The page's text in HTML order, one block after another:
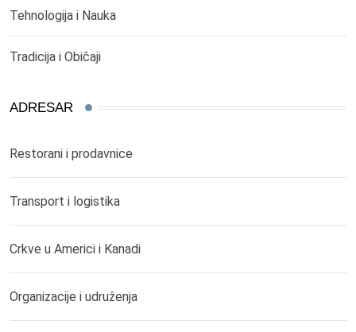
Tehnologija i Nauka
Tradicija i Običaji
ADRESAR
Restorani i prodavnice
Transport i logistika
Crkve u Americi i Kanadi
Organizacije i udruženja